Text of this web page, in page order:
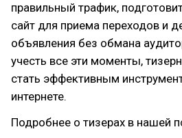
правильный трафик,
сайт для приема переходов и
объявления без обмана
учесть все эти моменты,
стать эффективным
интернете.
Подробнее о тизерах в нашей